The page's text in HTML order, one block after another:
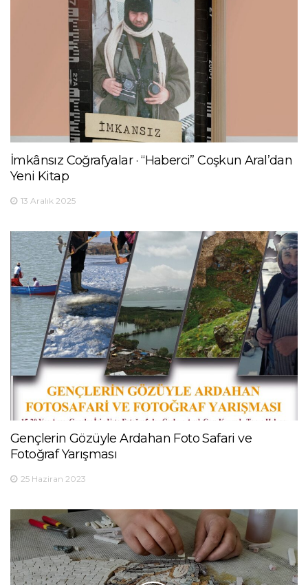
İmkânsız Coğrafyalar · “Haberci” Coşkun Aral’dan
Yeni Kitap
13 Aralık 2025
Gençlerin Gözüyle Ardahan Foto Safari ve
Fotoğraf Yarışması
25 Haziran 2023